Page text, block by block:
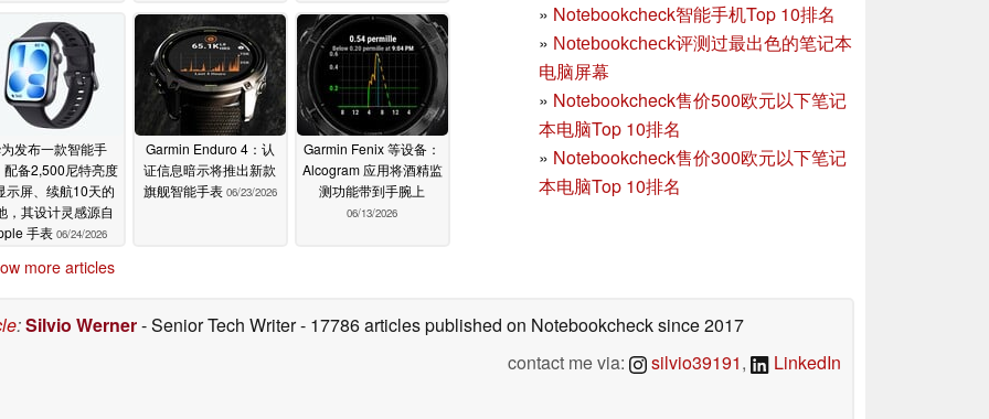
» Notebookcheck智能手机Top 10排名
» Notebookcheck评测过最出色的笔记本
电脑屏幕
» Notebookcheck售价500欧元以下笔记
本电脑Top 10排名
» Notebookcheck售价300欧元以下笔记
本电脑Top 10排名
发布一款智能手
配备2,500尼特亮度
示屏、续航10天的
，其设计灵感源自
手表 06/24/2026
Garmin Enduro 4：认
证信息暗示将推出新款
旗舰智能手表 06/23/2026
Garmin Fenix 等设备：
Alcogram 应用将酒精监
测功能带到手腕上
06/13/2026
more articles
:Silvio Werner- Senior Tech Writer- 17786 articles published on Notebookchecksince 2017
contact me via:
silvio39191, LinkedIn